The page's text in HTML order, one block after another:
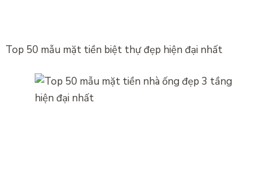
Top 50 mẫu mặt tiền biệt thự đẹp hiện đại nhất